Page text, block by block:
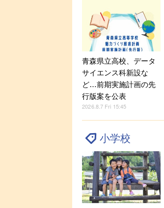
青森県立高校、データ
サイエンス科新設な
ど…前期実施計画の先
行版案を公表
2026.8.7 Fri 15:45
小学校